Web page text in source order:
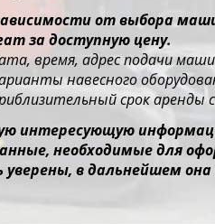
от выбора
за доступную цену.
время, адрес подачи
навесного
срок аренды
интересующую
необходимые для
в дальнейшем она